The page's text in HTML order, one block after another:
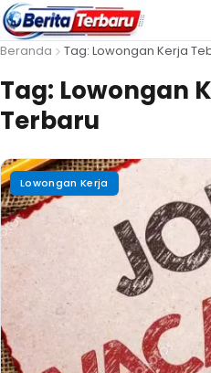
Beranda Tag: Lowongan Kerja
Tag: Lowongan
Terbaru
Lowongan Kerja